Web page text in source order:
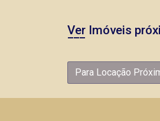
Ver Imóveis
Para Locação